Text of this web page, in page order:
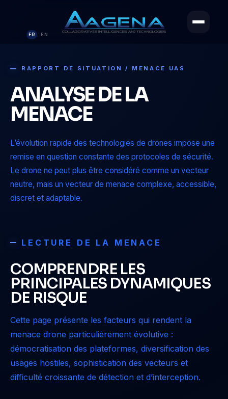
FR / EN
RAPPORT DE SITUATION / MENACE UAS
ANALYSE DE LA
MENACE
L’évolution rapide des technologies de drones impose une
remise en question constante des protocoles de sécurité.
Le drone ne peut plus être considéré comme un vecteur
neutre, mais un vecteur de menace complexe, accessible,
discret et adaptable.
LECTURE DE LA MENACE
COMPRENDRE LES
PRINCIPALES DYNAMIQUES
DE RISQUE
Cette page présente les facteurs qui rendent la
menace drone particulièrement évolutive :
démocratisation des plateformes, diversification des
usages hostiles, sophistication des vecteurs et
difficulté croissante de détection et d’interception.